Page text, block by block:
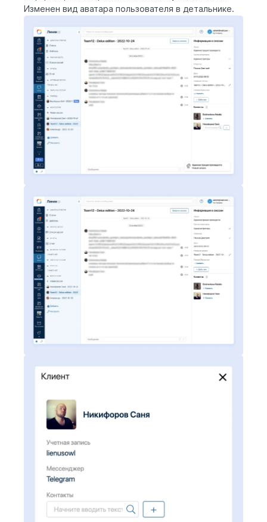
Изменен вид аватара пользователя в детальнике.